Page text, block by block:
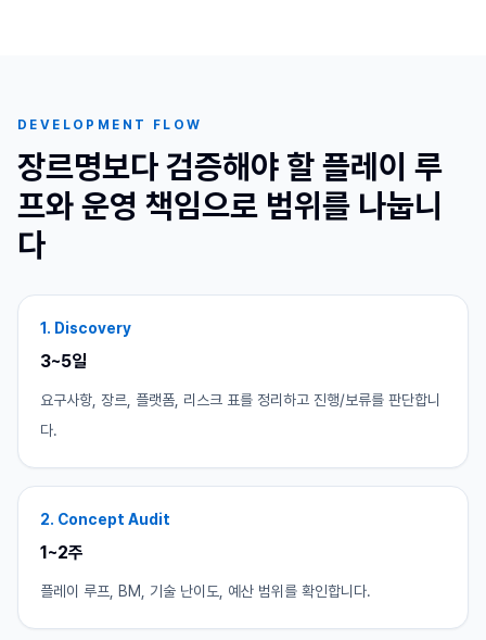
DEVELOPMENT FLOW
장르명보다 검증해야 할 플레이 루
프와 운영 책임으로 범위를 나눕니
다
1. Discovery
3~5일
요구사항, 장르, 플랫폼, 리스크 표를 정리하고 진행/보류를 판단합니
다.
2. Concept Audit
1~2주
플레이 루프, BM, 기술 난이도, 예산 범위를 확인합니다.